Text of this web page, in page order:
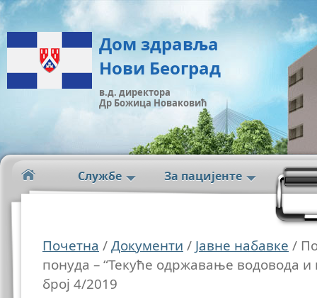
Дом здравља
Нови Београд
в.д. директора
Др Божица Новаковић
Службе За пацијенте
Почетна /Документи / Јавне набавке /
понуда – “Текуће одржавање водовода и
број 4/2019